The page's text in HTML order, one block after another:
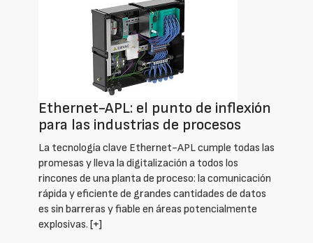
Ethernet-APL: el punto de inflexión
para las industrias de procesos
La tecnología clave Ethernet-APL cumple todas las
promesas y lleva la digitalización a todos los
rincones de una planta de proceso: la comunicación
rápida y eficiente de grandes cantidades de datos
es sin barreras y fiable en áreas potencialmente
explosivas. [+]